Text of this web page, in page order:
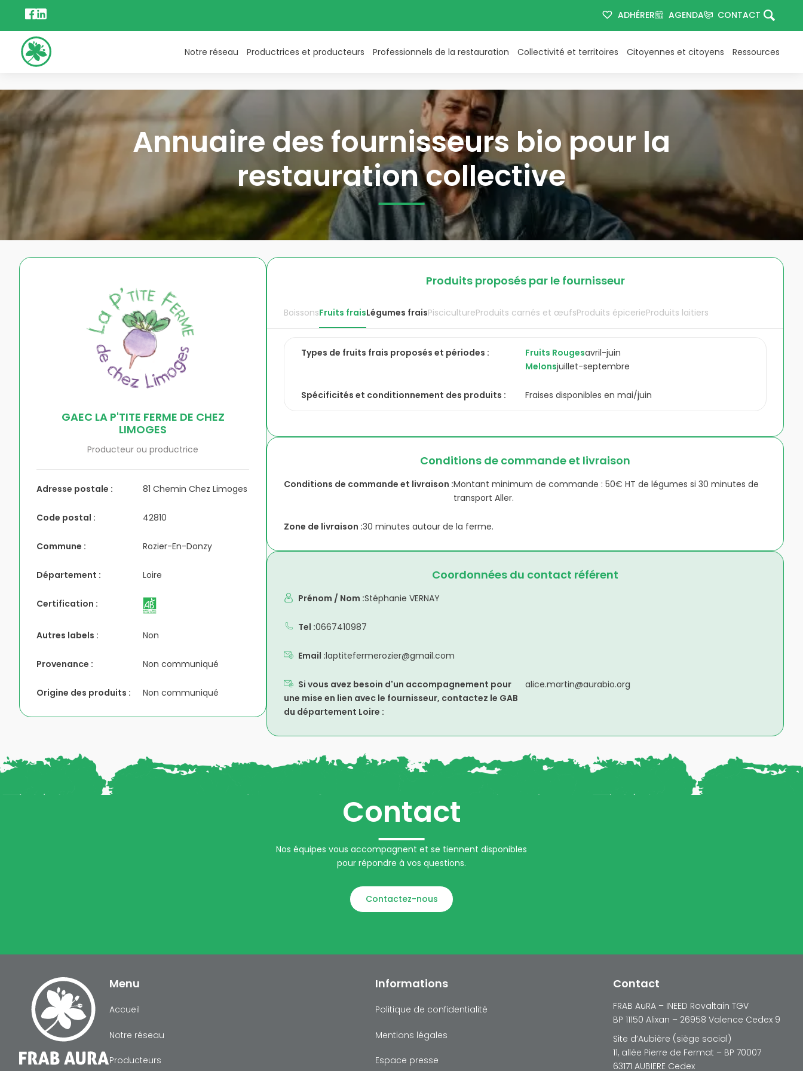
ADHÉRER AGENDA CONTACT
Notre réseau Productrices et producteurs Professionnels de la restauration Collectivité et territoires Citoyennes et citoyens Ressources
Annuaire des fournisseurs bio pour la
restauration collective
GAEC LA P'TITE FERME DE CHEZ
LIMOGES
Producteur ou productrice
Adresse postale : 81 Chemin Chez Limoges
Code postal : 42810
Commune : Rozier-En-Donzy
Département : Loire
Certification :
Autres labels : Non
Provenance : Non communiqué
Origine des produits : Non communiqué
Produits proposés par le fournisseur
BoissonsFruits fraisLégumes fraisPiscicultureProduits carnés et œufsProduits épicerieProduits laitiers
Types de fruits frais proposés et périodes : Fruits Rougesavril-juin
Melonsjuillet-septembre
Spécificités et conditionnement des produits : Fraises disponibles en mai/juin
Conditions de commande et livraison
Conditions de commande et livraison :Montant minimum de commande : 50€ HT de légumes si 30 minutes de
transport Aller.
Zone de livraison :30 minutes autour de la ferme.
Coordonnées du contact référent
Prénom / Nom :Stéphanie VERNAY
Tel :0667410987
Email :laptitefermerozier@gmail.com
Si vous avez besoin d'un accompagnement pour
une mise en lien avec le fournisseur, contactez le GAB
du département Loire :
alice.martin@aurabio.org
Contact
Nos équipes vous accompagnent et se tiennent disponibles
pour répondre à vos questions.
Contactez-nous
Menu
Accueil
Notre réseau
Producteurs
Informations
Politique de confidentialité
Mentions légales
Espace presse
Contact
FRAB AuRA – INEED Rovaltain TGV
BP 11150 Alixan – 26958 Valence Cedex 9
Site d’Aubière (siège social)
11, allée Pierre de Fermat – BP 70007
63171 AUBIERE Cedex